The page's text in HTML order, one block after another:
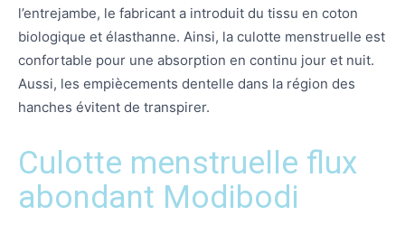
l’entrejambe, le fabricant a introduit du tissu en coton
biologique et élasthanne. Ainsi, la culotte menstruelle est
confortable pour une absorption en continu jour et nuit.
Aussi, les empiècements dentelle dans la région des
hanches évitent de transpirer.
Culotte menstruelle flux
abondant Modibodi